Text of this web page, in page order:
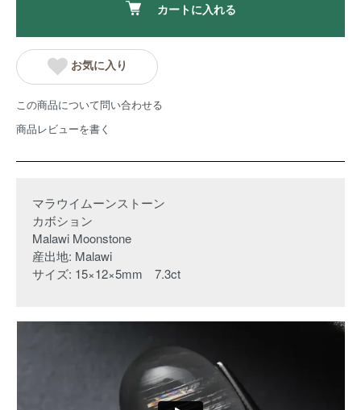
カートに入れる
お気に入り
この商品について問い合わせる
商品レビューを書く
マラウイムーンストーン
カボション
Malawi Moonstone
産出地: Malawi
サイズ: 15×12×5mm 7.3ct